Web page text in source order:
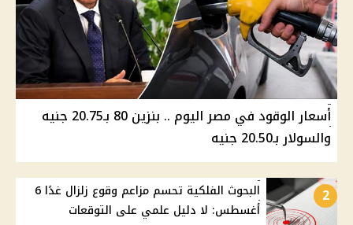
أسعار الوقود في مصر اليوم .. بنزين 80 بـ20.75 جنيه
والسولار بـ20.50 جنيه
2
البحوث الفلكية تحسم مزاعم وقوع زلزال غدًا 6
أغسطس: لا دليل علمي على التوقعات